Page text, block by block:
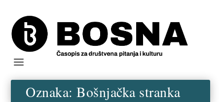
Oznaka:Bošnjačka stranka